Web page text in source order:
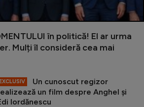
în politică! El ar urma
Mulți îl consideră cea mai
Un cunoscut regizor
un film despre Anghel și
Iordănescu